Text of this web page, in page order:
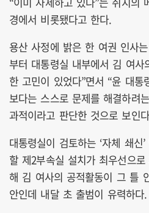
경에서 비롯됐다고 한다.
용산 사정에 밝은 한 여권 인사
부터 대통령실 내부에서 김 여
한 고민이 있었다”면서 “윤 대
보다는 스스로 문제를 해결하려
과적이라고 판단한 것으로 보인
대통령실이 검토하는 ‘자체 쇄신
할 제2부속실 설치가 최우선으
해 김 여사의 공적활동이 그 틀
안인데 내달 초 출범이 유력하다.